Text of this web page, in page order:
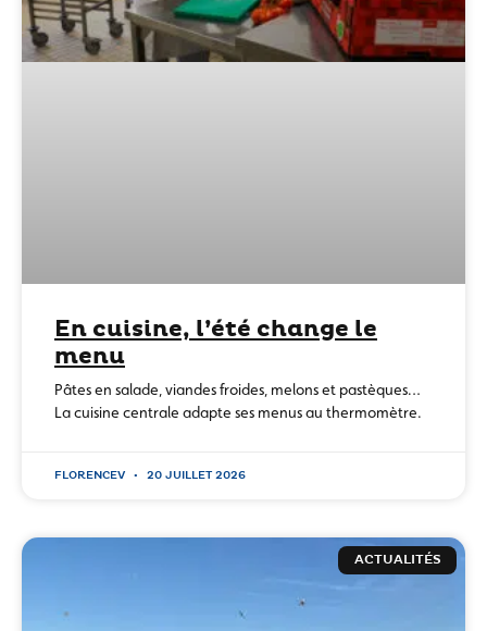
En cuisine, l’été change le
menu
Pâtes en salade, viandes froides, melons et pastèques…
La cuisine centrale adapte ses menus au thermomètre.
FLORENCEV 20 JUILLET 2026
ACTUALITÉS